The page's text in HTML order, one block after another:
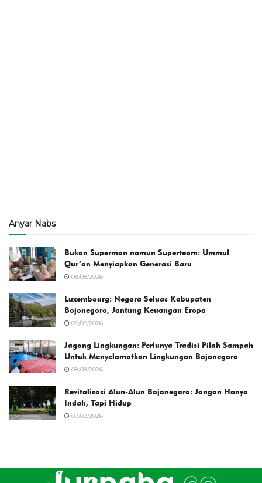
Anyar Nabs
Bukan Superman namun Superteam: Ummul
Qur’an Menyiapkan Generasi Baru
08/08/2026
Luxembourg: Negara Seluas Kabupaten
Bojonegoro, Jantung Keuangan Eropa
08/08/2026
Jagong Lingkungan: Perlunya Tradisi Pilah Sampah
Untuk Menyelamatkan Lingkungan Bojonegoro
08/08/2026
Revitalisasi Alun-Alun Bojonegoro: Jangan Hanya
Indah, Tapi Hidup
07/08/2026